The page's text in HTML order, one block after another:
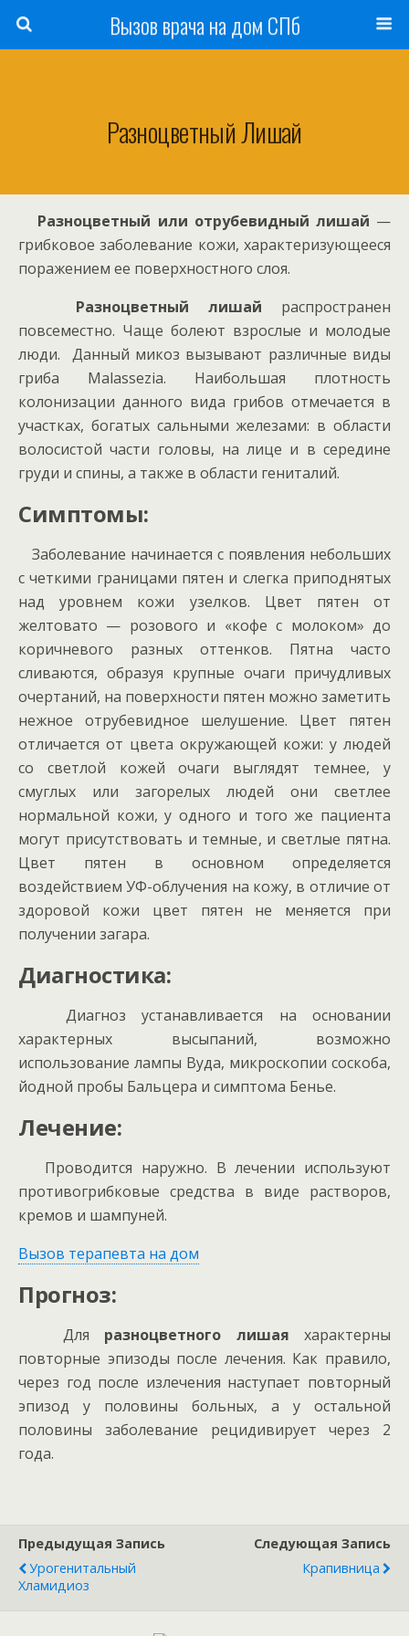
Вызов врача на дом СПб
Разноцветный Лишай
Разноцветный или отрубевидный лишай —
грибковое заболевание кожи, характеризующееся
поражением ее поверхностного слоя.
Разноцветный лишай распространен
повсеместно. Чаще болеют взрослые и молодые
люди. Данный микоз вызывают различные виды
гриба Malassezia. Наибольшая плотность
колонизации данного вида грибов отмечается в
участках, богатых сальными железами: в области
волосистой части головы, на лице и в середине
груди и спины, а также в области гениталий.
Симптомы:
Заболевание начинается с появления небольших
с четкими границами пятен и слегка приподнятых
над уровнем кожи узелков. Цвет пятен от
желтовато — розового и «кофе с молоком» до
коричневого разных оттенков. Пятна часто
сливаются, образуя крупные очаги причудливых
очертаний, на поверхности пятен можно заметить
нежное отрубевидное шелушение. Цвет пятен
отличается от цвета окружающей кожи: у людей
со светлой кожей очаги выглядят темнее, у
смуглых или загорелых людей они светлее
нормальной кожи, у одного и того же пациента
могут присутствовать и темные, и светлые пятна.
Цвет пятен в основном определяется
воздействием УФ-облучения на кожу, в отличие от
здоровой кожи цвет пятен не меняется при
получении загара.
Диагностика:
Диагноз устанавливается на основании
характерных высыпаний, возможно
использование лампы Вуда, микроскопии соскоба,
йодной пробы Бальцера и симптома Бенье.
Лечение:
Проводится наружно. В лечении используют
противогрибковые средства в виде растворов,
кремов и шампуней.
Вызов терапевта на дом
Прогноз:
Для разноцветного лишая характерны
повторные эпизоды после лечения. Как правило,
через год после излечения наступает повторный
эпизод у половины больных, а у остальной
половины заболевание рецидивирует через 2
года.
Предыдущая Запись
Урогенитальный
Хламидиоз
Следующая Запись
Крапивница